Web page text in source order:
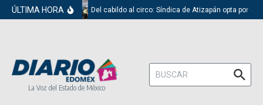
Saltar al contenido
ÚLTIMA HORA Del cabildo al circo: Síndica de Atizapán opta por el
La Voz del Estado de México
Buscar: